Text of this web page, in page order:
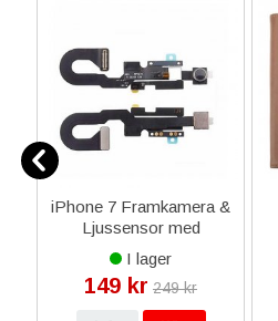
iPhone 7 Framkamera &
Ljussensor med
Flexkabel
I lager
149 kr 249 kr